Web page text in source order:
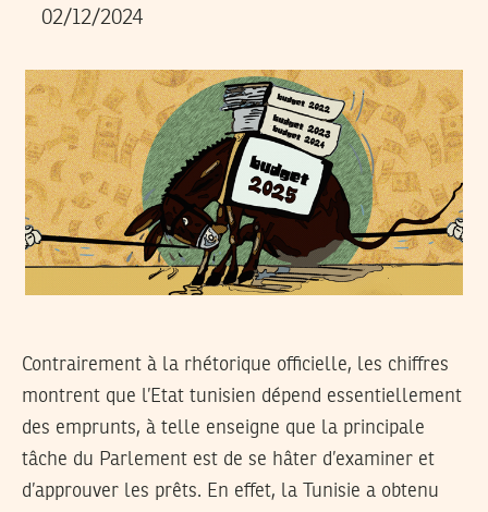
02/12/2024
Contrairement à la rhétorique officielle, les chiffres
montrent que l’Etat tunisien dépend essentiellement
des emprunts, à telle enseigne que la principale
tâche du Parlement est de se hâter d’examiner et
d’approuver les prêts. En effet, la Tunisie a obtenu